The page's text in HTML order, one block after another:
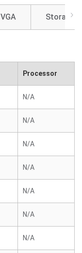
VGA Storage
Processor
N/A
N/A
N/A
N/A
N/A
N/A
N/A